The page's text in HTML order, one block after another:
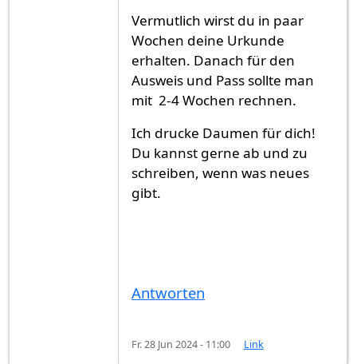
Vermutlich wirst du in paar
Wochen deine Urkunde
erhalten. Danach für den
Ausweis und Pass sollte man
mit 2-4 Wochen rechnen.
Ich drucke Daumen für dich!
Du kannst gerne ab und zu
schreiben, wenn was neues
gibt.
Antworten
Fr. 28 Jun 2024 - 11:00 Link